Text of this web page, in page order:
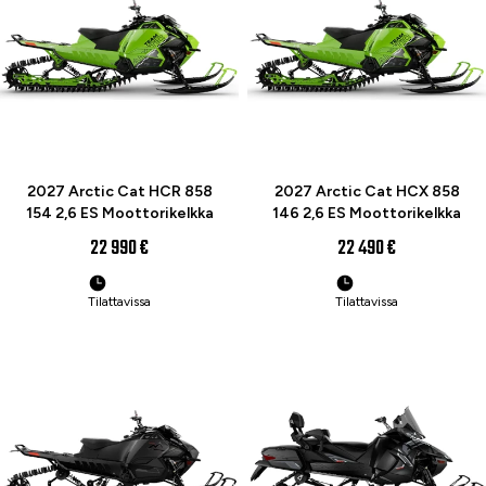
2027 Arctic Cat HCR 858
154 2,6 ES Moottorikelkka
22 990 €
Tilattavissa
2027 Arctic Cat HCX 858
146 2,6 ES Moottorikelkka
22 490 €
Tilattavissa